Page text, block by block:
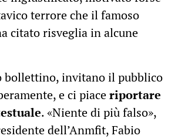
terrore che il famoso
citato risveglia in alcune
invitano il pubblico
e ci piaceriportare
. «Niente di più falso»,
dell’Anmfit, Fabio